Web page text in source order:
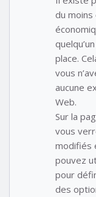
du moins
place.
vous
aucune
Web.
Sur la
vous
modifiés
pouvez
pour
des